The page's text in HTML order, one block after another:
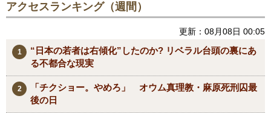
アクセスランキング（週間）
更新：08月08日 00:05
“日本の若者は右傾化”したのか? リベラル台頭の裏にあ
る不都合な現実
「チクショー。やめろ」 オウム真理教・麻原死刑囚最
後の日